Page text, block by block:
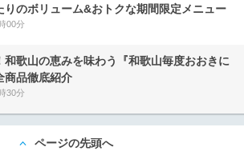
りのボリューム&おトクな期間限定メニュー
00分
和歌山の恵みを味わう『和歌山毎度おおきに
商品徹底紹介
30分
ページの先頭へ